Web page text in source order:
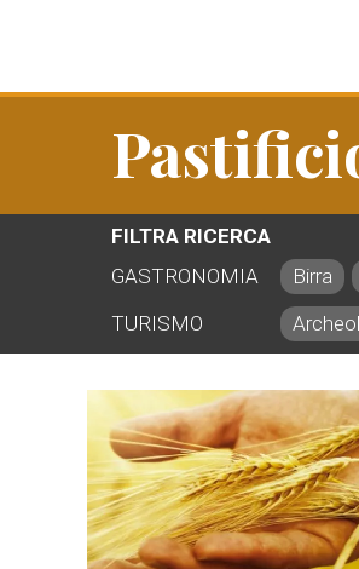
FILTRA RICERCA
GASTRONOMIA
Birra
TURISMO